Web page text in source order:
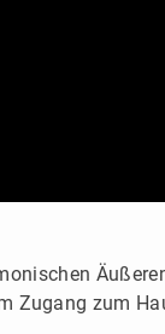
Zugang zum